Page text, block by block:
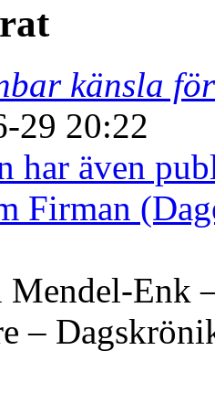
känsla
29 20:22
även
Firman
Mendel-Enk
–